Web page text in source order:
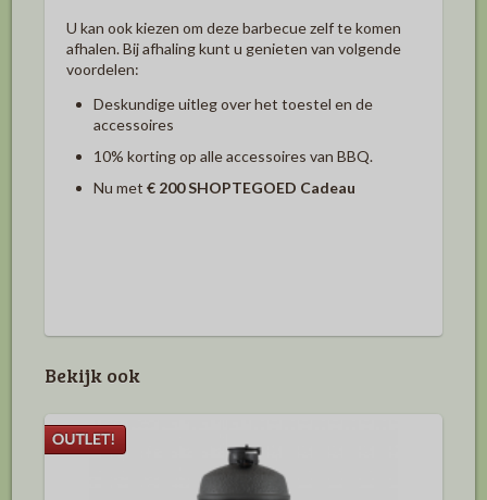
U kan ook kiezen om deze barbecue zelf te komen
afhalen. Bij afhaling kunt u genieten van volgende
voordelen:
Deskundige uitleg over het toestel en de
accessoires
10% korting op alle accessoires van BBQ.
Nu met € 200SHOPTEGOED Cadeau
Bekijk ook